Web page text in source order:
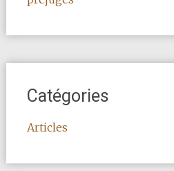
Catégories
Articles